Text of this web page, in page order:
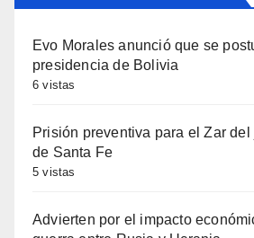
Evo Morales anunció que se
presidencia de Bolivia
6 vistas
Prisión preventiva para el Zar
de Santa Fe
5 vistas
Advierten por el impacto